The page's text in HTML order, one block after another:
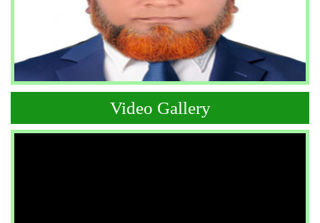
Video Gallery